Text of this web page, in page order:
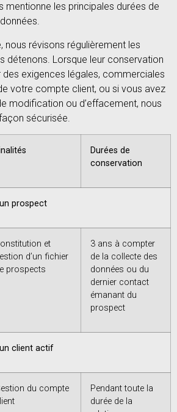
mentionne les principales durées de
nous révisons régulièrement les
détenons. Lorsque leur conservation
des exigences légales, commerciales
votre compte client, ou si vous avez
modification ou d’effacement, nous
sécurisée.
Durées de
conservation
prospect
et
d’un fichier
prospects
3 ans à compter
de la collecte des
données ou du
dernier contact
émanant du
prospect
client actif
du compte
Pendant toute la
durée de la